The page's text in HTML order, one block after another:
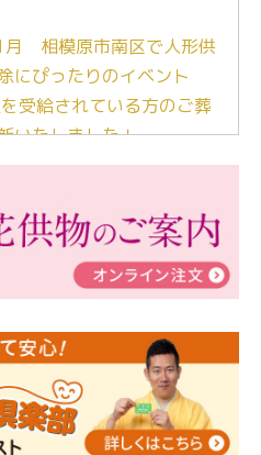
相模原市南区で人形供
にぴったりのイベント
を受給されている方のご葬
いたしました！
ど教室】「マンガで学
さな家族葬ハウス®町田成
いました！
半島地震災害の寄付のご報
付のご報告
教室＠小さな家族葬ハウ
ートを書いてみよう！
周年記念式典 レンブラ